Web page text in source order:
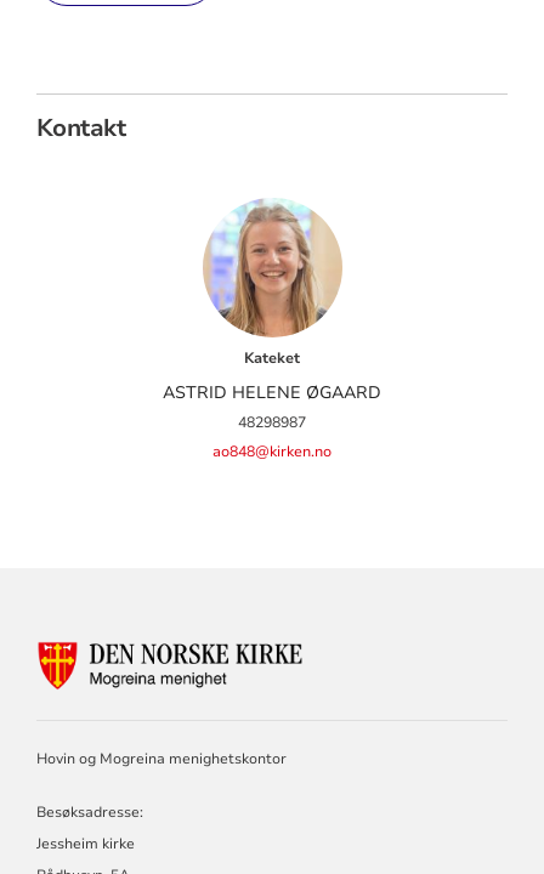
Kontakt
Kateket
ASTRID HELENE ØGAARD
48298987
ao848@kirken.no
KONTAKTINFORMASJON
Hovin og Mogreina menighetskontor
Besøksadresse:
Jessheim kirke